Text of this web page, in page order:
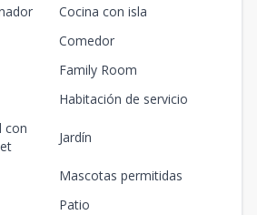
Cocina con isla
Comedor
Family Room
Habitación de servicio
con
Jardín
Mascotas permitidas
Patio